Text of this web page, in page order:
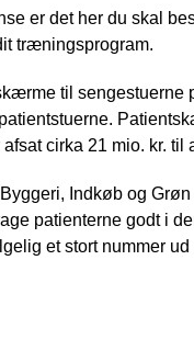
er det her du skal
træningsprogram.
til sengestuerne
cirka 21 mio. kr.
Indkøb og
patienterne godt i
et stort nummer